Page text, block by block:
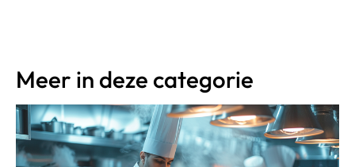
Meer in deze categorie